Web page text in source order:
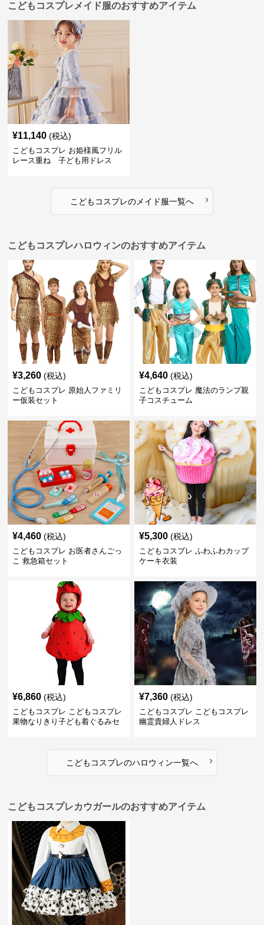
こどもコスプレメイド服のおすすめアイテム
¥11,140 (税込)
こどもコスプレ お姫様風フリル
レース重ね 子ども用ドレス
こどもコスプレのメイド服一覧へ ›
こどもコスプレハロウィンのおすすめアイテム
¥3,260 (税込)
こどもコスプレ 原始人ファミリ
ー仮装セット
¥4,640 (税込)
こどもコスプレ 魔法のランプ親
子コスチューム
¥4,460 (税込)
こどもコスプレ お医者さんごっ
こ 救急箱セット
¥5,300 (税込)
こどもコスプレ ふわふわカップ
ケーキ衣装
¥6,860 (税込)
こどもコスプレ こどもコスプレ
果物なりきり子ども着ぐるみセ
¥7,360 (税込)
こどもコスプレ こどもコスプレ
幽霊貴婦人ドレス
こどもコスプレのハロウィン一覧へ ›
こどもコスプレカウガールのおすすめアイテム